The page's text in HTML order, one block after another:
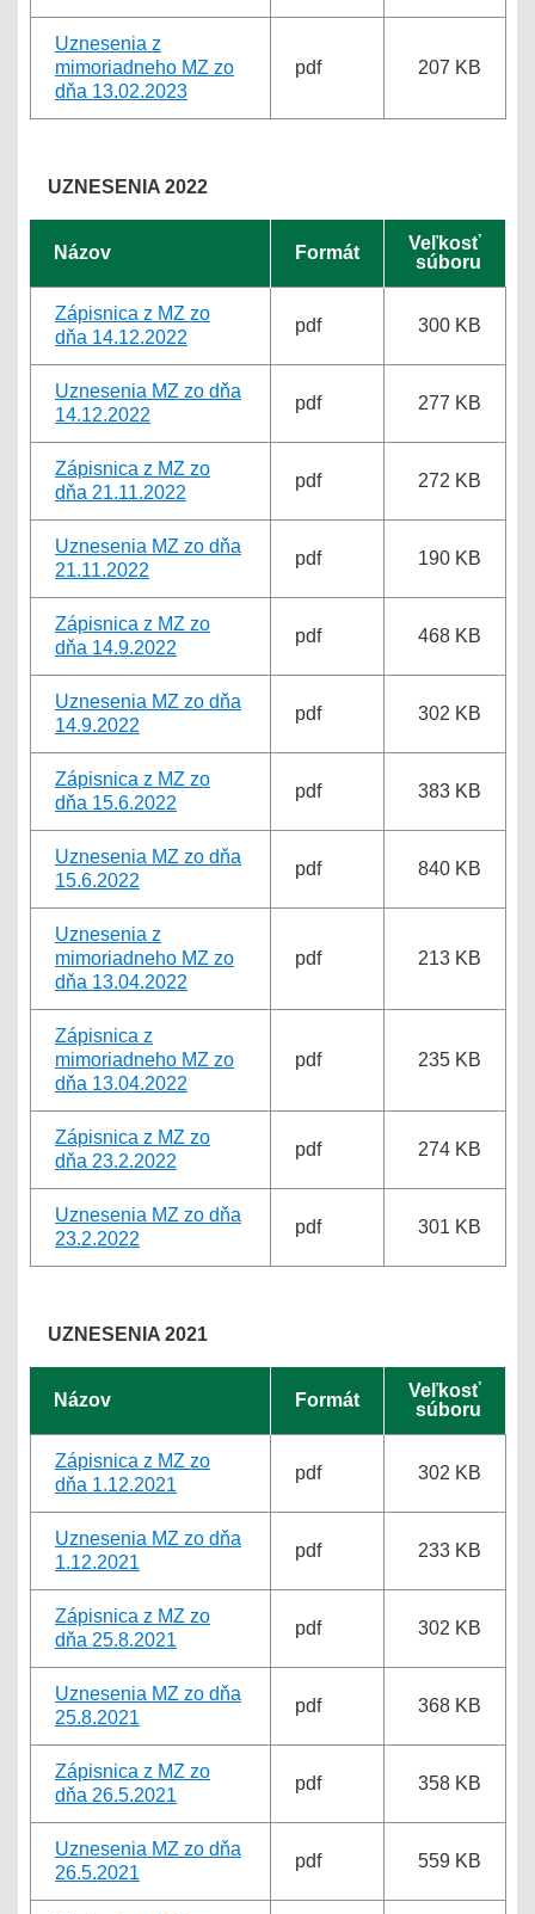
Uznesenia z
mimoriadneho MZ zo
dňa 13.02.2023
pdf 207 KB
UZNESENIA 2022
Názov Formát
Veľkosť
súboru
Zápisnica z MZ zo
dňa 14.12.2022
pdf 300 KB
Uznesenia MZ zo dňa
14.12.2022
pdf 277 KB
Zápisnica z MZ zo
dňa 21.11.2022
pdf 272 KB
Uznesenia MZ zo dňa
21.11.2022
pdf 190 KB
Zápisnica z MZ zo
dňa 14.9.2022
pdf 468 KB
Uznesenia MZ zo dňa
14.9.2022
pdf 302 KB
Zápisnica z MZ zo
dňa 15.6.2022
pdf 383 KB
Uznesenia MZ zo dňa
15.6.2022
pdf 840 KB
Uznesenia z
mimoriadneho MZ zo
dňa 13.04.2022
pdf 213 KB
Zápisnica z
mimoriadneho MZ zo
dňa 13.04.2022
pdf 235 KB
Zápisnica z MZ zo
dňa 23.2.2022
pdf 274 KB
Uznesenia MZ zo dňa
23.2.2022
pdf 301 KB
UZNESENIA 2021
Názov Formát
Veľkosť
súboru
Zápisnica z MZ zo
dňa 1.12.2021
pdf 302 KB
Uznesenia MZ zo dňa
1.12.2021
pdf 233 KB
Zápisnica z MZ zo
dňa 25.8.2021
pdf 302 KB
Uznesenia MZ zo dňa
25.8.2021
pdf 368 KB
Zápisnica z MZ zo
dňa 26.5.2021
pdf 358 KB
Uznesenia MZ zo dňa
26.5.2021
pdf 559 KB